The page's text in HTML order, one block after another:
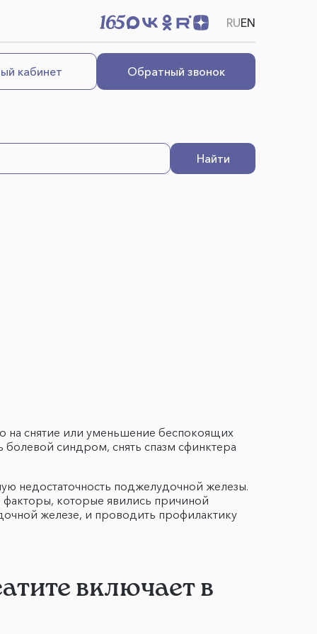
RUEN
Обратный звонок
кабинет
Найти
на снятие или уменьшение беспокоящих
синдром, снять спазм сфинктера
недостаточность поджелудочной железы.
которые явились причиной
железе, и проводить профилактику
включает в